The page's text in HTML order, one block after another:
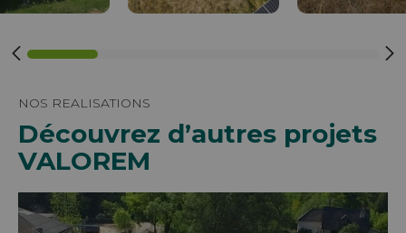
NOS REALISATIONS
Découvrez d’autres projets
VALOREM